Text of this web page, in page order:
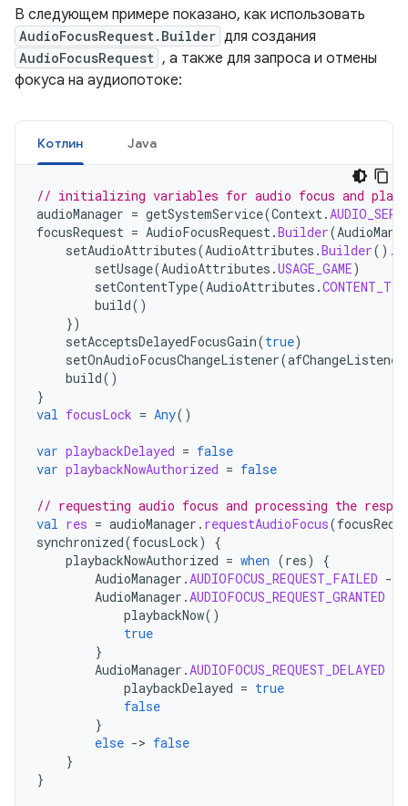
В следующем примере показано, как использовать
AudioFocusRequest.Builder для создания
AudioFocusRequest , а также для запроса и отмены
фокуса на аудиопотоке:
Котлин Java
// initializing variables for audio focus and
audioManager = getSystemService(Context.
focusRequest = AudioFocusRequest.Builder(
setAudioAttributes(AudioAttributes .Builder().
setUsage(AudioAttributes .USAGE_GAME)
setContentType(AudioAttributes .
build()
})
setAcceptsDelayedFocusGain(true)
setOnAudioFocusChangeListener(afChangeListener
build()
}
val focusLock = Any()
var playbackDelayed = false
var playbackNowAuthorized = false
// requesting audio focus and processing the
val res = audioManager . requestAudioFocus(
synchronized(focusLock)
{
playbackNowAuthorized = when (res)
{
AudioManager .AUDIOFOCUS_REQUEST_FAILED -
AudioManager .AUDIOFOCUS_REQUEST_GRANTED
playbackNow()
true
}
AudioManager .AUDIOFOCUS_REQUEST_DELAYED
playbackDelayed = true
false
}
else -> false
}
}